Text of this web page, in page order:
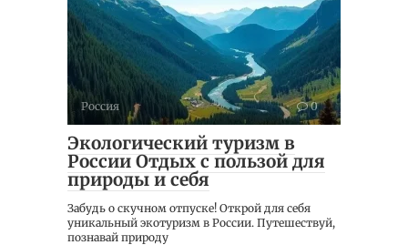
Россия 0
Экологический туризм в
России Отдых с пользой для
природы и себя
Забудь о скучном отпуске! Открой для себя
уникальный экотуризм в России. Путешествуй,
познавай природу